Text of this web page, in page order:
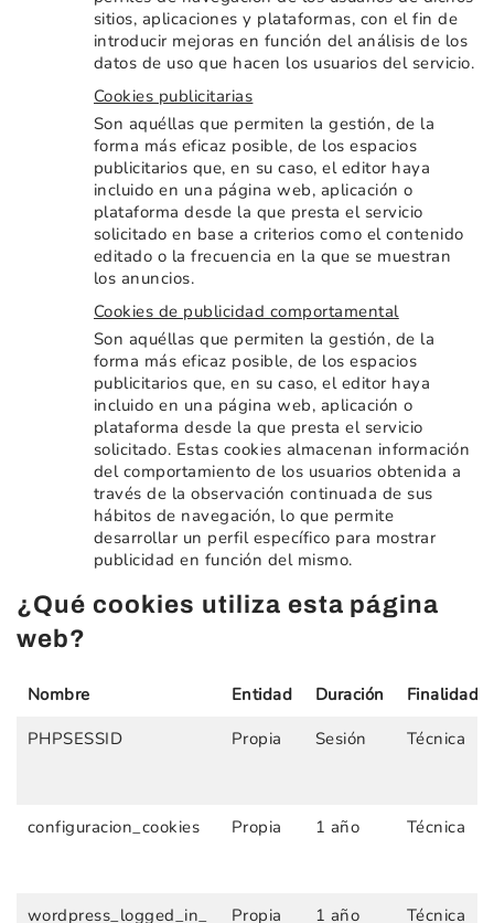
sitios, aplicaciones y plataformas, con el fin de
introducir mejoras en función del análisis de los
datos de uso que hacen los usuarios del servicio.
Cookies publicitarias
Son aquéllas que permiten la gestión, de la
forma más eficaz posible, de los espacios
publicitarios que, en su caso, el editor haya
incluido en una página web, aplicación o
plataforma desde la que presta el servicio
solicitado en base a criterios como el contenido
editado o la frecuencia en la que se muestran
los anuncios.
Cookies de publicidad comportamental
Son aquéllas que permiten la gestión, de la
forma más eficaz posible, de los espacios
publicitarios que, en su caso, el editor haya
incluido en una página web, aplicación o
plataforma desde la que presta el servicio
solicitado. Estas cookies almacenan información
del comportamiento de los usuarios obtenida a
través de la observación continuada de sus
hábitos de navegación, lo que permite
desarrollar un perfil específico para mostrar
publicidad en función del mismo.
¿Qué cookies utiliza esta página
web?
Nombre Entidad Duración
Finalidad
PHPSESSID
Propia Sesión Técnica
configuracion_cookies Propia 1 año Técnica
wordpress_logged_in_ Propia 1 año Técnica